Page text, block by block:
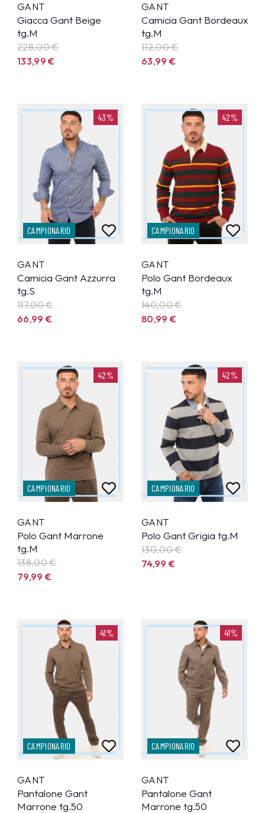
GANT
Giacca Gant Beige
tg.M
228,00 €
133,99€
GANT
Camicia Gant Bordeaux
tg.M
112,00 €
63,99€
43%
CAMPIONARIO
GANT
Camicia Gant Azzurra
tg.S
117,00 €
66,99€
42%
CAMPIONARIO
GANT
Polo Gant Bordeaux
tg.M
140,00 €
80,99€
42%
CAMPIONARIO
GANT
Polo Gant Marrone
tg.M
138,00 €
79,99€
42%
CAMPIONARIO
GANT
Polo Gant Grigia tg.M
130,00 €
74,99€
41%
CAMPIONARIO
GANT
Pantalone Gant
Marrone tg.50
41%
CAMPIONARIO
GANT
Pantalone Gant
Marrone tg.50